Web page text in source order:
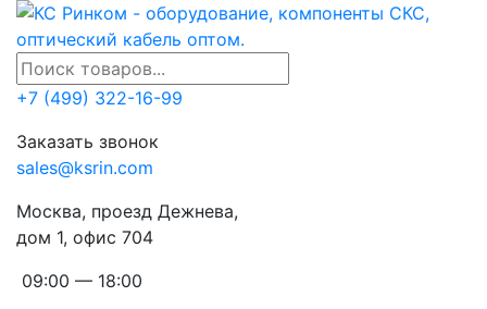
+7 (499) 322-16-99
Заказать звонок
sales@ksrin.com
Москва, проезд Дежнева,
дом 1, офис 704
09:00 — 18:00